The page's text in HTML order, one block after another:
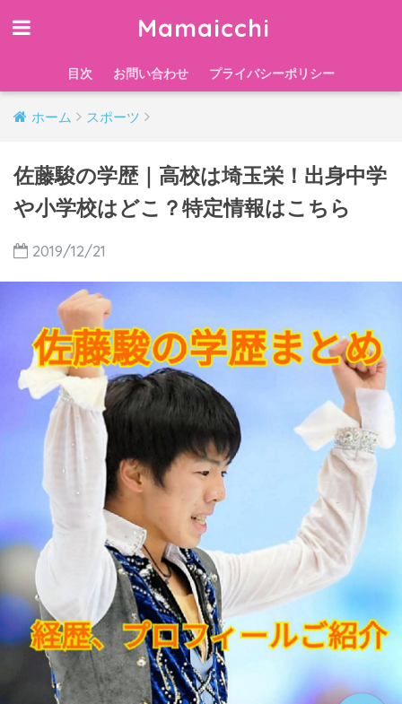
Mamaicchi
目次 お問い合わせ プライバシーポリシー
ホーム スポーツ
佐藤駿の学歴｜高校は埼玉栄！出身中学
や小学校はどこ？特定情報はこちら
2019/12/21